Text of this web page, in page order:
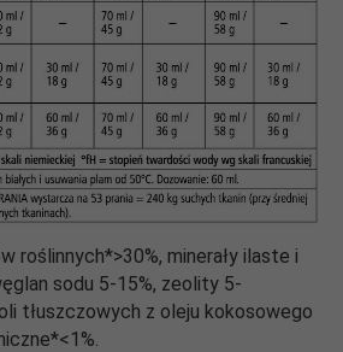
roślinnych*>30%, minerały ilaste i
sodu 5-15%, zeolity 5-
tłuszczowych z oleju kokosowego